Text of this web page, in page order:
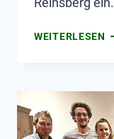
WEITERLESEN